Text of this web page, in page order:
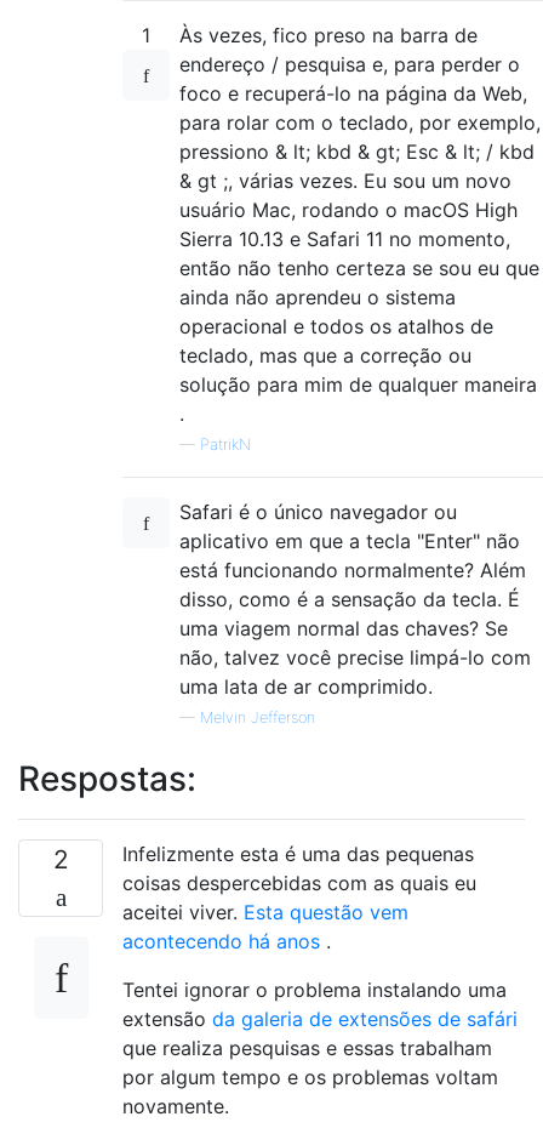
1
Às vezes, fico preso na barra de
endereço / pesquisa e, para perder o
foco e recuperá-lo na página da Web,
para rolar com o teclado, por exemplo,
pressiono & lt; kbd & gt; Esc & lt; / kbd
& gt ;, várias vezes. Eu sou um novo
usuário Mac, rodando o macOS High
Sierra 10.13 e Safari 11 no momento,
então não tenho certeza se sou eu que
ainda não aprendeu o sistema
operacional e todos os atalhos de
teclado, mas que a correção ou
solução para mim de qualquer maneira
.
— PatrikN
Safari é o único navegador ou
aplicativo em que a tecla "Enter" não
está funcionando normalmente? Além
disso, como é a sensação da tecla. É
uma viagem normal das chaves? Se
não, talvez você precise limpá-lo com
uma lata de ar comprimido.
— Melvin Jefferson
Respostas:
2
Infelizmente esta é uma das pequenas
coisas despercebidas com as quais eu
aceitei viver. Esta questão vem
acontecendo há anos .
Tentei ignorar o problema instalando uma
extensão da galeria de extensões de safári
que realiza pesquisas e essas trabalham
por algum tempo e os problemas voltam
novamente.